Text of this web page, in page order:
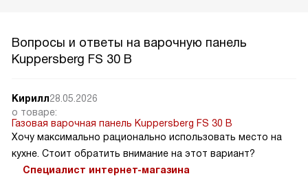
Вопросы и ответы на варочную панель
Kuppersberg FS 30 B
Кирилл28.05.2026
о товаре:
Газовая варочная панель Kuppersberg FS 30 B
Хочу максимально рационально использовать место на
кухне. Стоит обратить внимание на этот вариант?
Специалист интернет-магазина